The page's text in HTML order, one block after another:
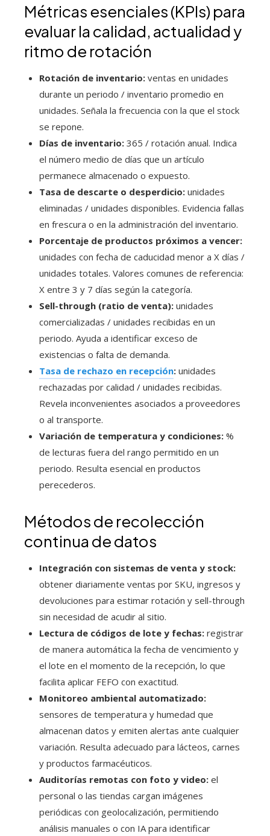
Métricas esenciales (KPIs) para
evaluar la calidad, actualidad y
ritmo de rotación
Rotación de inventario: ventas en unidades
durante un periodo / inventario promedio en
unidades. Señala la frecuencia con la que el stock
se repone.
Días de inventario: 365 / rotación anual. Indica
el número medio de días que un artículo
permanece almacenado o expuesto.
Tasa de descarte o desperdicio: unidades
eliminadas / unidades disponibles. Evidencia fallas
en frescura o en la administración del inventario.
Porcentaje de productos próximos a vencer:
unidades con fecha de caducidad menor a X días /
unidades totales. Valores comunes de referencia:
X entre 3 y 7 días según la categoría.
Sell-through (ratio de venta): unidades
comercializadas / unidades recibidas en un
periodo. Ayuda a identificar exceso de
existencias o falta de demanda.
Tasa de rechazo en recepción: unidades
rechazadas por calidad / unidades recibidas.
Revela inconvenientes asociados a proveedores
o al transporte.
Variación de temperatura y condiciones: %
de lecturas fuera del rango permitido en un
periodo. Resulta esencial en productos
perecederos.
Métodos de recolección
continua de datos
Integración con sistemas de venta y stock:
obtener diariamente ventas por SKU, ingresos y
devoluciones para estimar rotación y sell-through
sin necesidad de acudir al sitio.
Lectura de códigos de lote y fechas: registrar
de manera automática la fecha de vencimiento y
el lote en el momento de la recepción, lo que
facilita aplicar FEFO con exactitud.
Monitoreo ambiental automatizado:
sensores de temperatura y humedad que
almacenan datos y emiten alertas ante cualquier
variación. Resulta adecuado para lácteos, carnes
y productos farmacéuticos.
Auditorías remotas con foto y video: el
personal o las tiendas cargan imágenes
periódicas con geolocalización, permitiendo
análisis manuales o con IA para identificar